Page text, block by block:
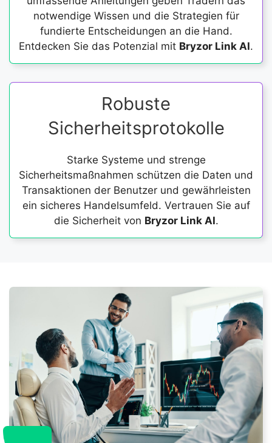
notwendige Wissen und die Strategien für
fundierte Entscheidungen an die Hand.
Entdecken Sie das Potenzial mit Bryzor Link AI.
Robuste
Sicherheitsprotokolle
Starke Systeme und strenge
Sicherheitsmaßnahmen schützen die Daten und
Transaktionen der Benutzer und gewährleisten
ein sicheres Handelsumfeld. Vertrauen Sie auf
die Sicherheit von Bryzor Link AI.